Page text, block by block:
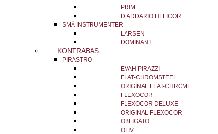
PRIM
D’ADDARIO HELICORE
SMÅ INSTRUMENTER
LARSEN
DOMINANT
KONTRABAS
PIRASTRO
EVAH PIRAZZI
FLAT-CHROMSTEEL
ORIGINAL FLAT-CHROME
FLEXOCOR
FLEXOCOR DELUXE
ORIGINAL FLEXOCOR
OBLIGATO
OLIV